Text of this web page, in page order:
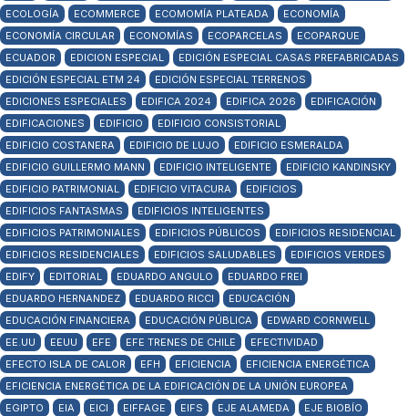
ECOLOGÍA
ECOMMERCE ECOMOMÍA PLATEADA
ECONOMÍA
ECONOMÍA CIRCULAR
ECONOMÍAS ECOPARCELAS
ECOPARQUE
ECUADOR
EDICION ESPECIAL
EDICIÓN ESPECIAL CASAS PREFABRICADAS
EDICIÓN ESPECIAL ETM 24
EDICIÓN ESPECIAL TERRENOS
EDICIONES ESPECIALES
EDIFICA 2024 EDIFICA 2026
EDIFICACIÓN
EDIFICACIONES
EDIFICIO
EDIFICIO CONSISTORIAL
EDIFICIO COSTANERA
EDIFICIO DE LUJO
EDIFICIO ESMERALDA
EDIFICIO GUILLERMO MANN
EDIFICIO INTELIGENTE
EDIFICIO KANDINSKY
EDIFICIO PATRIMONIAL
EDIFICIO VITACURA
EDIFICIOS
EDIFICIOS FANTASMAS
EDIFICIOS INTELIGENTES
EDIFICIOS PATRIMONIALES
EDIFICIOS PÚBLICOS
EDIFICIOS RESIDENCIAL
EDIFICIOS RESIDENCIALES
EDIFICIOS SALUDABLES
EDIFICIOS VERDES
EDIFY
EDITORIAL EDUARDO ANGULO
EDUARDO FREI
EDUARDO HERNANDEZ
EDUARDO RICCI
EDUCACIÓN
EDUCACIÓN FINANCIERA
EDUCACIÓN PÚBLICA
EDWARD CORNWELL
EE.UU
EEUU EFE EFE TRENES DE CHILE
EFECTIVIDAD
EFECTO ISLA DE CALOR
EFH EFICIENCIA
EFICIENCIA ENERGÉTICA
EFICIENCIA ENERGÉTICA DE LA EDIFICACIÓN DE LA UNIÓN EUROPEA
EGIPTO
EIA EICI EIFFAGE EIFS EJE ALAMEDA
EJE BIOBÍO